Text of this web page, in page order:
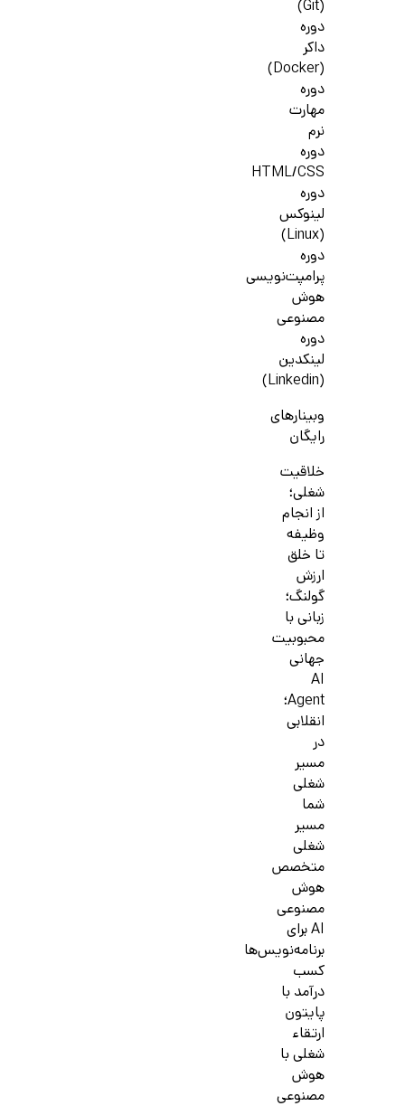
(Git)
دوره
داکر
(Docker)
دوره
مهارت
نرم
دوره
HTML/CSS
دوره
لینوکس
(Linux)
دوره
پرامپت‌نویسی
هوش
مصنوعی
دوره
لینکدین
(Linkedin)
وبینارهای
رایگان
خلاقیت
شغلی؛
از انجام
وظیفه
تا خلق
ارزش
گولنگ؛
زبانی با
محبوبیت
جهانی
AI
Agent؛
انقلابی
در
مسیر
شغلی
شما
مسیر
شغلی
متخصص
هوش
مصنوعی
AI برای
برنامه‌نویس‌ها
کسب
درآمد با
پایتون
ارتقاء
شغلی با
هوش
مصنوعی